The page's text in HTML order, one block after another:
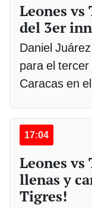
Leones
del 3er
Daniel
para el
Caracas en
17:04
Leones vs
llenas y
Tigres!